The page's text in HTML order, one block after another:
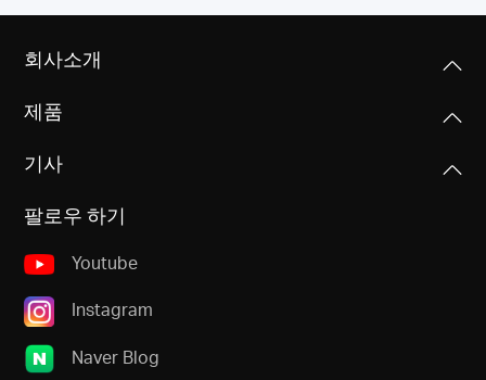
802.11be/ax/ac/a/b/g/n Wi-Fi 표준과 호환
신호 전송률
BE9300
• 6 GHz: 5760 Mbps (802.11be)
• 5 GHz: 2880 Mbps (802.11be)
• 2.4 GHz: 688 Mbps (802.11ax)
무선 보안
WPA-PSK/WPA2-PSK/WPA3-SAE***
동적 IP/정적 IP/PPPoE/L2TP/PPTP
관리
액세스 제어
로컬 관리
원격 관리
DHCP
서버, DHCP 클라이언트 목록
258 × 119 × 43.3 mm (10.1 × 4.7 × 1.7 in)
인터페이스
버튼
기타
• BE9300 트라이 밴드 Wi-Fi 7 공유기 MR47BE
• 빠른 설치 가이드
• RJ45 이더넷 케이블
환경
회사소개
제품
기사
팔로우 하기
Youtube
Instagram
Naver Blog